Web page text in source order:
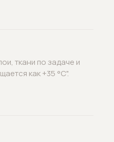
ткани по задаче и
как +35 °C".